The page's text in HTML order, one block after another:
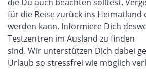
für die Reisezurück ins Heimatland
werden kann. Informiere Dich
Testzentren im Ausland zu finden
sind. Wir unterstützen Dich dabei
Urlaub so stressfrei wie möglich